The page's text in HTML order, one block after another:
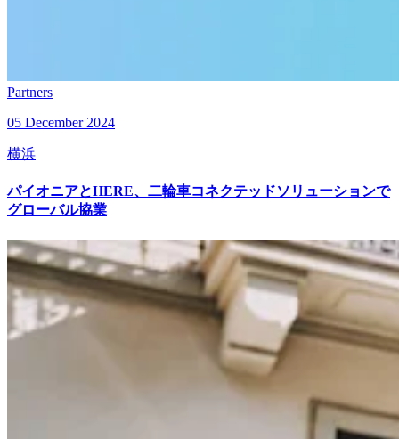
Partners
05 December 2024
横浜
パイオニアとHERE、二輪車コネクテッドソリューションで
グローバル協業